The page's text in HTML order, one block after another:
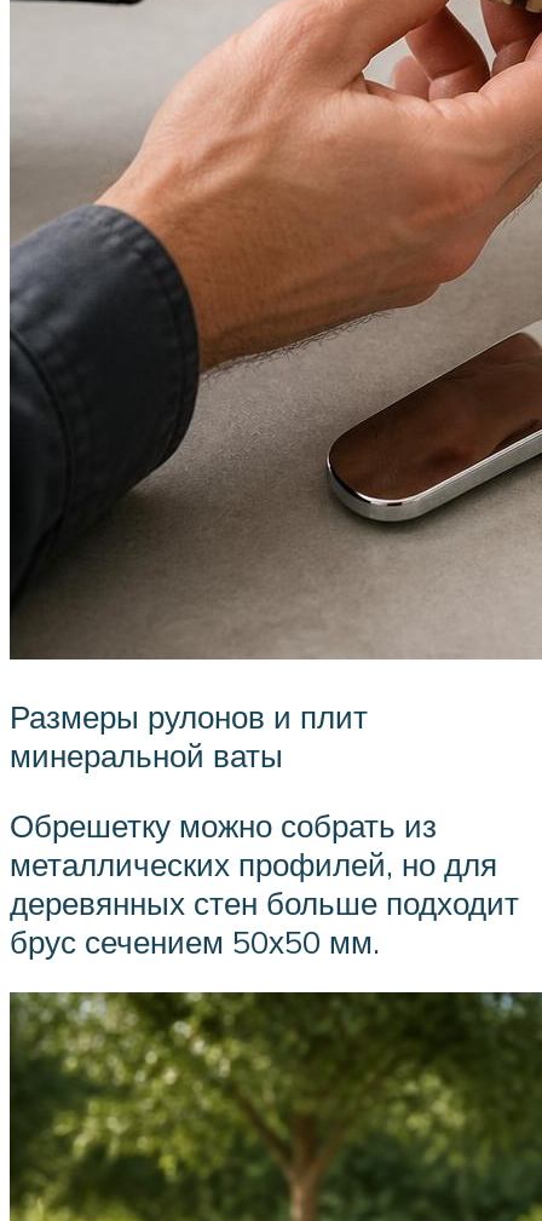
Размеры рулонов и плит
минеральной ваты
Обрешетку можно собрать из
металлических профилей, но для
деревянных стен больше подходит
брус сечением 50х50 мм.